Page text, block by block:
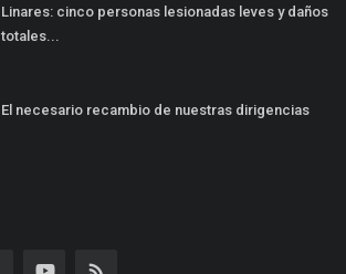
Linares: cinco personas lesionadas leves y daños
totales...
El necesario recambio de nuestras dirigencias